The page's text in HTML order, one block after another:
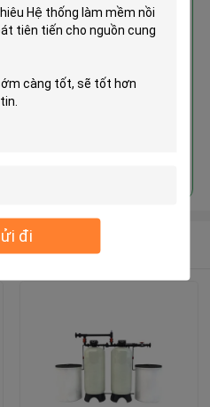
đi
làm mềm nồi hơi công
Kiểm soát tiên tiến cho
cấp nước ổn định